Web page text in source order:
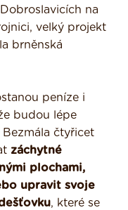
na
velký projekt
brněnská
peníze i
budou lépe
čtyřicet
záchytné
plochami,
upravit svoje
, které se